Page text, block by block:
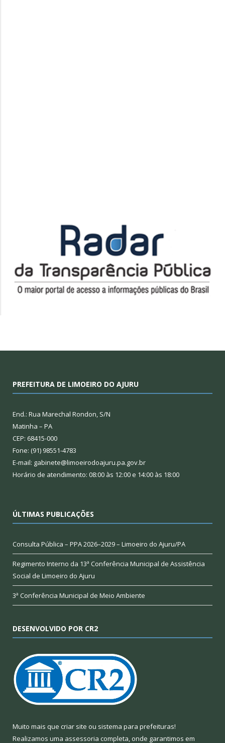
PREFEITURA DE LIMOEIRO DO AJURU
End.: Rua Marechal Rondon, S/N
Matinha – PA
CEP: 68415-000
Fone: (91) 98551-4783
E-mail: gabinete@limoeirodoajuru.pa.gov.br
Horário de atendimento: 08:00 às 12:00 e 14:00 às 18:00
ÚLTIMAS PUBLICAÇÕES
Consulta Pública – PPA 2026–2029 – Limoeiro do Ajuru/PA
Regimento Interno da 13ª Conferência Municipal de Assistência
Social de Limoeiro do Ajuru
3ª Conferência Municipal de Meio Ambiente
DESENVOLVIDO POR CR2
Muito mais que criar site ou sistema para prefeituras!
Realizamos uma assessoria completa, onde garantimos em